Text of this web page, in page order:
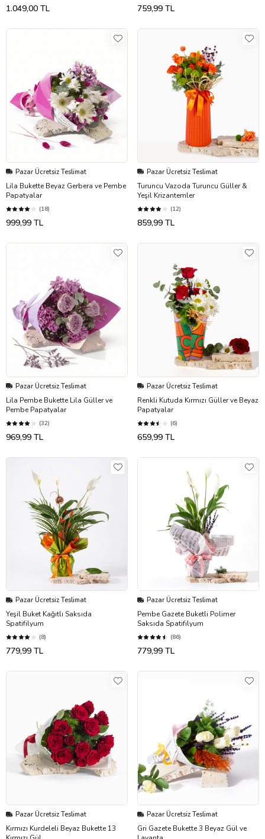
1.049,00 TL 759,99 TL
Pazar Ücretsiz Teslimat
Lila Bukette Beyaz Gerbera ve Pembe
Papatyalar
(18)
999,99 TL
Pazar Ücretsiz Teslimat
Turuncu Vazoda Turuncu Güller &
Yeşil Krizantemler
(12)
859,99 TL
Pazar Ücretsiz Teslimat
Lila Pembe Bukette Lila Güller ve
Pembe Papatyalar
(32)
969,99 TL
Pazar Ücretsiz Teslimat
Renkli Kutuda Kırmızı Güller ve Beyaz
Papatyalar
(6)
659,99 TL
Pazar Ücretsiz Teslimat
Yeşil Buket Kağıtlı Saksıda
Spatifilyum
(8)
779,99 TL
Pazar Ücretsiz Teslimat
Pembe Gazete Buketli Polimer
Saksıda Spatifilyum
(86)
779,99 TL
Pazar Ücretsiz Teslimat
Kırmızı Kurdeleli Beyaz Bukette 13
Pazar Ücretsiz Teslimat
Gri Gazete Bukette 3 Beyaz Gül ve